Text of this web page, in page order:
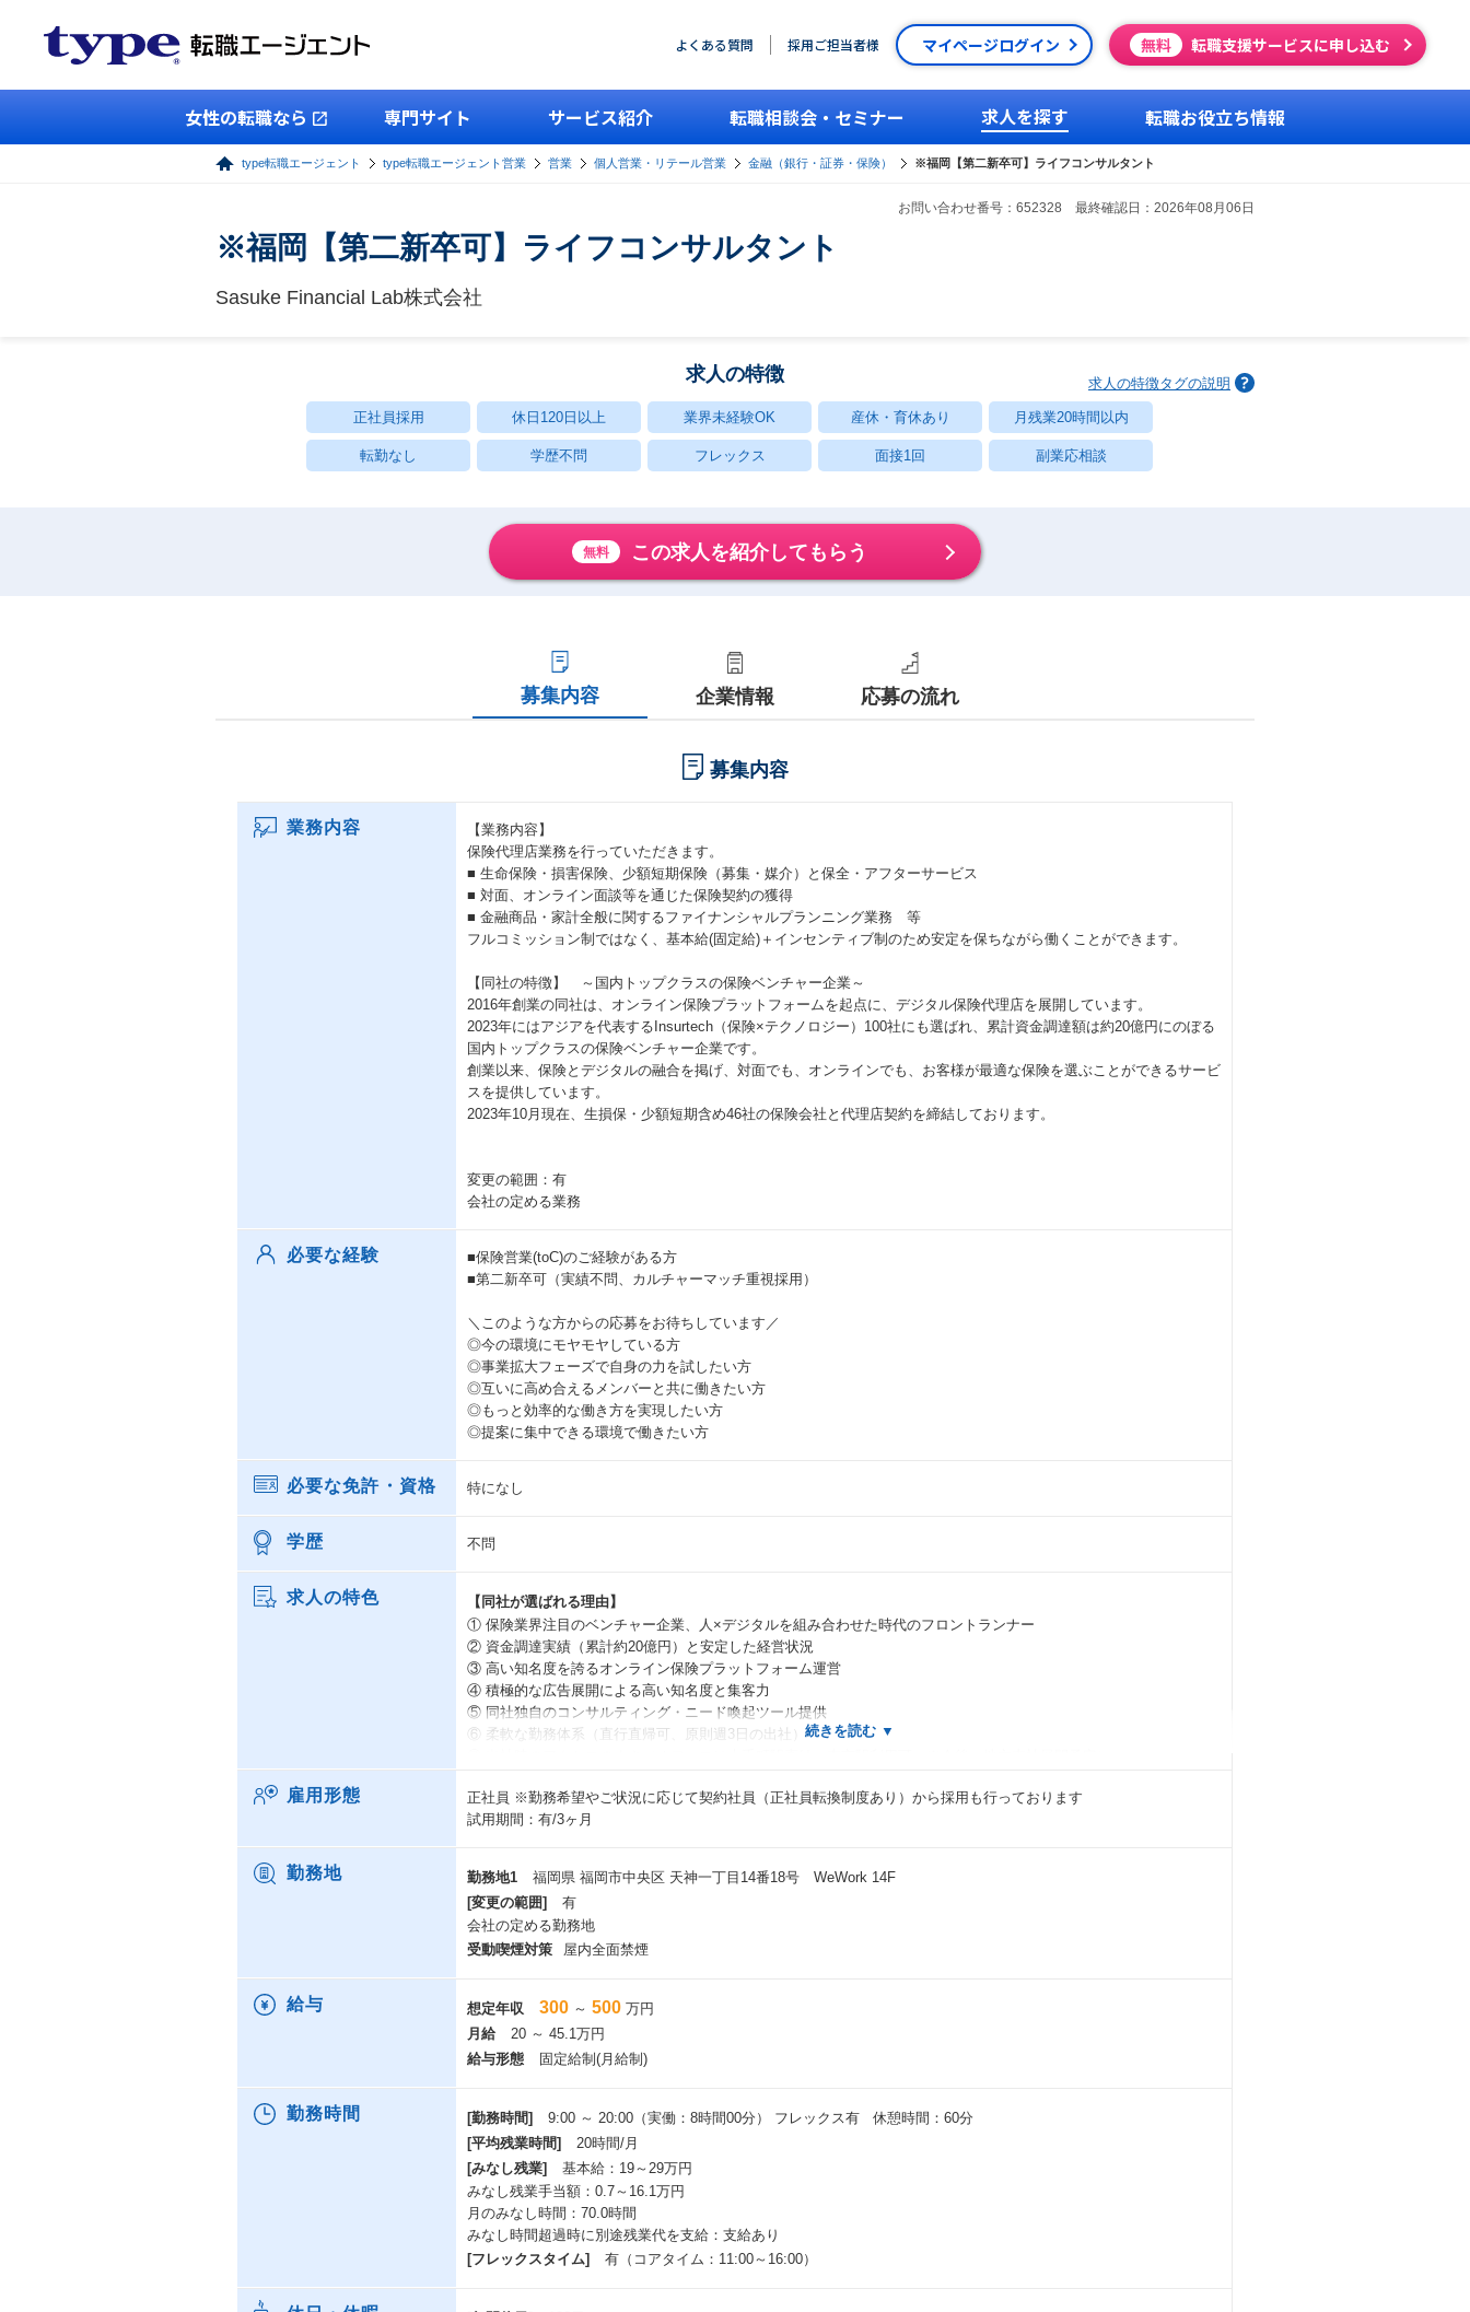
よくある質問 採用ご担当者様 マイページログイン 無料 転職支援サービスに申し込む
女性の転職なら 専門サイト サービス紹介 転職相談会・セミナー 求人を探す 転職お役立ち情報
type転職エージェント type転職エージェント営業 営業 個人営業・リテール営業 金融（銀行・証券・保険） ※福岡【第二新卒可】ライフコンサルタント
お問い合わせ番号：652328 最終確認日：2026年08月06日
※福岡【第二新卒可】ライフコンサルタント
Sasuke Financial Lab株式会社
求人の特徴 求人の特徴タグの説明
正社員採用 休日120日以上 業界未経験OK 産休・育休あり 月残業20時間以内
転勤なし 学歴不問 フレックス 面接1回 副業応相談
無料 この求人を紹介してもらう
募集内容 企業情報 応募の流れ
募集内容
業務内容
【業務内容】
保険代理店業務を行っていただきます。
■ 生命保険・損害保険、少額短期保険（募集・媒介）と保全・アフターサービス
■ 対面、オンライン面談等を通じた保険契約の獲得
■ 金融商品・家計全般に関するファイナンシャルプランニング業務 等
フルコミッション制ではなく、基本給(固定給)＋インセンティブ制のため安定を保ちながら働くことができます。
【同社の特徴】 ～国内トップクラスの保険ベンチャー企業～
2016年創業の同社は、オンライン保険プラットフォームを起点に、デジタル保険代理店を展開しています。
2023年にはアジアを代表するInsurtech（保険×テクノロジー）100社にも選ばれ、累計資金調達額は約20億円にのぼる
国内トップクラスの保険ベンチャー企業です。
創業以来、保険とデジタルの融合を掲げ、対面でも、オンラインでも、お客様が最適な保険を選ぶことができるサービ
スを提供しています。
2023年10月現在、生損保・少額短期含め46社の保険会社と代理店契約を締結しております。
変更の範囲：有
会社の定める業務
必要な経験
■保険営業(toC)のご経験がある方
■第二新卒可（実績不問、カルチャーマッチ重視採用）
＼このような方からの応募をお待ちしています／
◎今の環境にモヤモヤしている方
◎事業拡大フェーズで自身の力を試したい方
◎互いに高め合えるメンバーと共に働きたい方
◎もっと効率的な働き方を実現したい方
◎提案に集中できる環境で働きたい方
必要な免許・資格 特になし
学歴 不問
求人の特色
【同社が選ばれる理由】
① 保険業界注目のベンチャー企業、人×デジタルを組み合わせた時代のフロントランナー
② 資金調達実績（累計約20億円）と安定した経営状況
③ 高い知名度を誇るオンライン保険プラットフォーム運営
④ 積極的な広告展開による高い知名度と集客力
⑤ 同社独自のコンサルティング・ニード喚起ツール提供
⑥ 柔軟な勤務体系（直行直帰可、原則週3日の出社）
⑨ ベンチャー企業ならではの風通しのよい職場
⑩ ライフコンサルタント事業の立ち上げコアメンバーとして事業推進
【コのほけん！について】
オンラインでお客様自身が複数の保険を比較できる保険プラットフォームです。FPへの相談も予約できる仕組みで、
デジタル×人の両面から保険選びを後押しするのが、同サービスの特徴。
この基盤から獲得したリーズを、各ライフコンサルタントに無償で提供しています（※）。
◆20代～70代まで幅広いお客様
※他に提携企業から得たFP相談案件なども無償で提供します。
【インセンティブについて】
月間売上の10％～50％をインセンティブとして支給
～ イメージ ～
＊売上げ100万円×15％＝インセンティブ15万円
固定給30.1万円＋インセンティブ15万円
＝月収45.1万円
＊売上げ200万円×15％＝インセンティブ30万円
固定給30.1万円＋インセンティブ30万円
雇用形態 正社員 ※勤務希望やご状況に応じて契約社員（正社員転換制度あり）から採用も行っております
試用期間：有/3ヶ月
勤務地 勤務地1
福岡県 福岡市中央区 天神一丁目14番18号 WeWork 14F
[変更の範囲]
有
会社の定める勤務地
受動喫煙対策
屋内全面禁煙
給与 想定年収 300 ～ 500 万円
月給
20 ～ 45.1万円
給与形態
固定給制(月給制)
勤務時間 [勤務時間]
9:00 ～ 20:00（実働：8時間00分） フレックス有 休憩時間：60分
[平均残業時間]
20時間/月
[みなし残業]
基本給：19～29万円
みなし残業手当額：0.7～16.1万円
月のみなし時間：70.0時間
みなし時間超過時に別途残業代を支給：支給あり
[フレックスタイム]
有（コアタイム：11:00～16:00）